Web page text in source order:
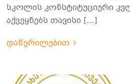
სკოლის კონსტიტუციური
აქვეყნებს თავისი […]
დაწვრილებით